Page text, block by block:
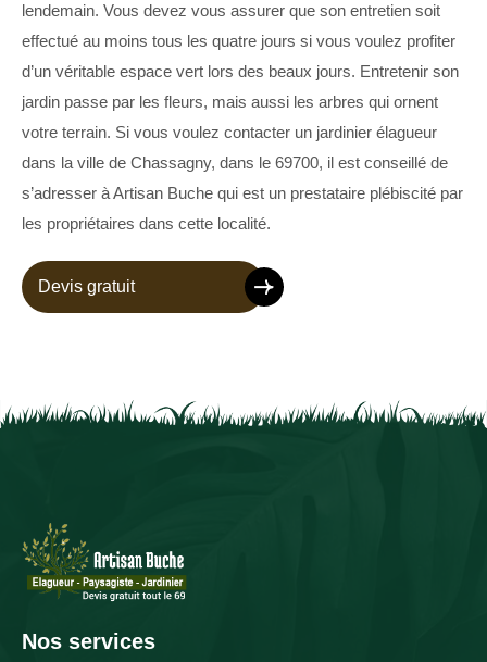
lendemain. Vous devez vous assurer que son entretien soit
effectué au moins tous les quatre jours si vous voulez profiter
d’un véritable espace vert lors des beaux jours. Entretenir son
jardin passe par les fleurs, mais aussi les arbres qui ornent
votre terrain. Si vous voulez contacter un jardinier élagueur
dans la ville de Chassagny, dans le 69700, il est conseillé de
s’adresser à Artisan Buche qui est un prestataire plébiscité par
les propriétaires dans cette localité.
Devis gratuit
Nos services